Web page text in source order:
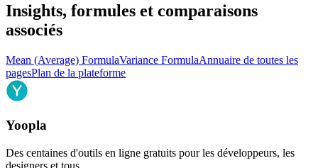
Insights, formules et comparaisons
associés
Mean (Average) FormulaVariance FormulaAnnuaire de toutes les
pagesPlan de la plateforme
Yoopla
Des centaines d'outils en ligne gratuits pour les développeurs, les
designers et tous.